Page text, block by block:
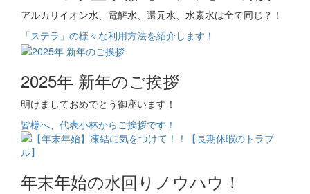
アルカリイオン水、電解水、還元水、水素水は全て同じ？！
「ステラ」の様々な利用方法を紹介します！
2025年 新年のご挨拶
明けましておめでとう御座います！
皆様へ、代表小林からご挨拶です！
年末年始の水回りノウハウ！